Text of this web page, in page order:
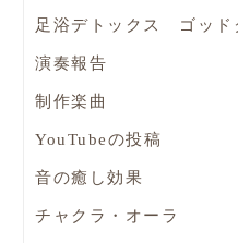
足浴デトックス ゴッド
演奏報告
制作楽曲
YouTubeの投稿
音の癒し効果
チャクラ・オーラ